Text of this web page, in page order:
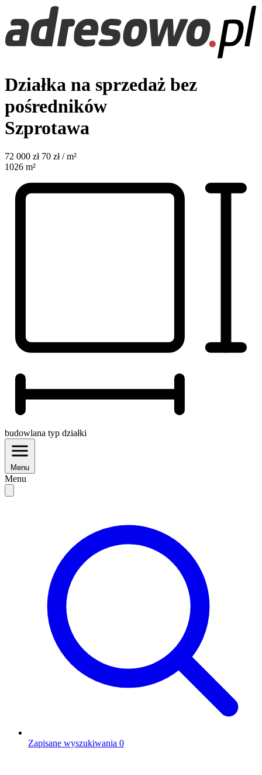
Działka na sprzedaż bez
pośredników
Szprotawa
72 000 zł 70 zł / m²
1026 m²
budowlana typ działki
Menu
Menu
Zapisane wyszukiwania 0